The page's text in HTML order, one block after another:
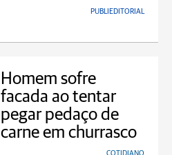
PUBLIEDITORIAL
Homem sofre
facada ao tentar
pegar pedaço de
carne em churrasco
COTIDIANO